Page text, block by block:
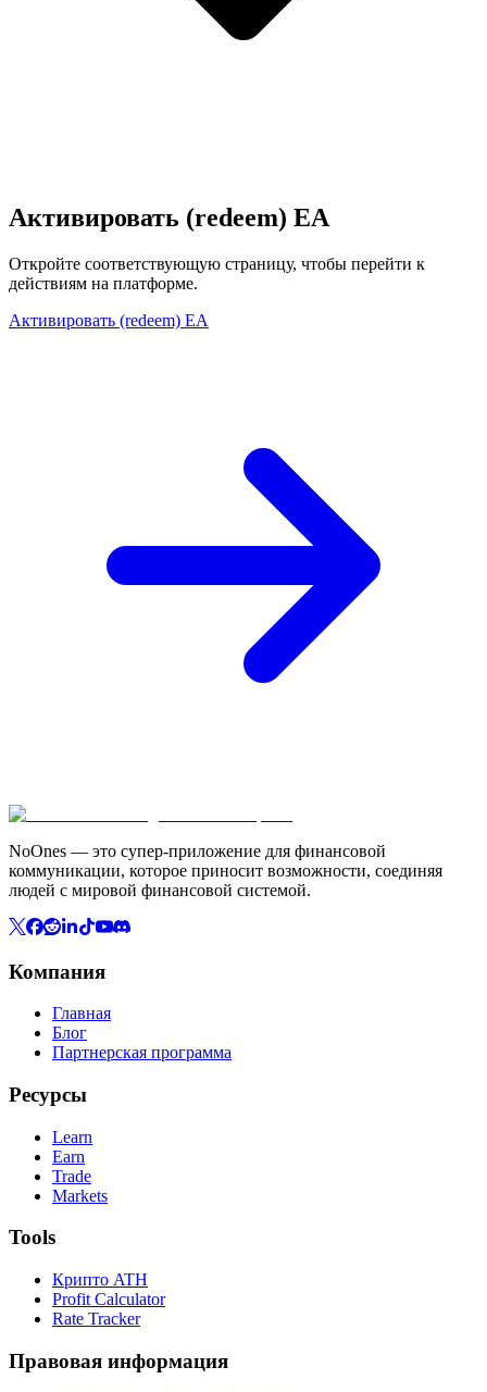
Активировать (redeem) EA
Откройте соответствующую страницу, чтобы перейти к
действиям на платформе.
Активировать (redeem) EA
NoOnes — это супер-приложение для финансовой
коммуникации, которое приносит возможности, соединяя
людей с мировой финансовой системой.
Компания
Главная
Блог
Партнерская программа
Ресурсы
Learn
Earn
Trade
Markets
Tools
Крипто ATH
Profit Calculator
Rate Tracker
Правовая информация